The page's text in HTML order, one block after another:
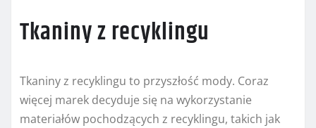
Tkaniny z recyklingu
Tkaniny z recyklingu to przyszłość mody. Coraz
więcej marek decyduje się na wykorzystanie
materiałów pochodzących z recyklingu, takich jak